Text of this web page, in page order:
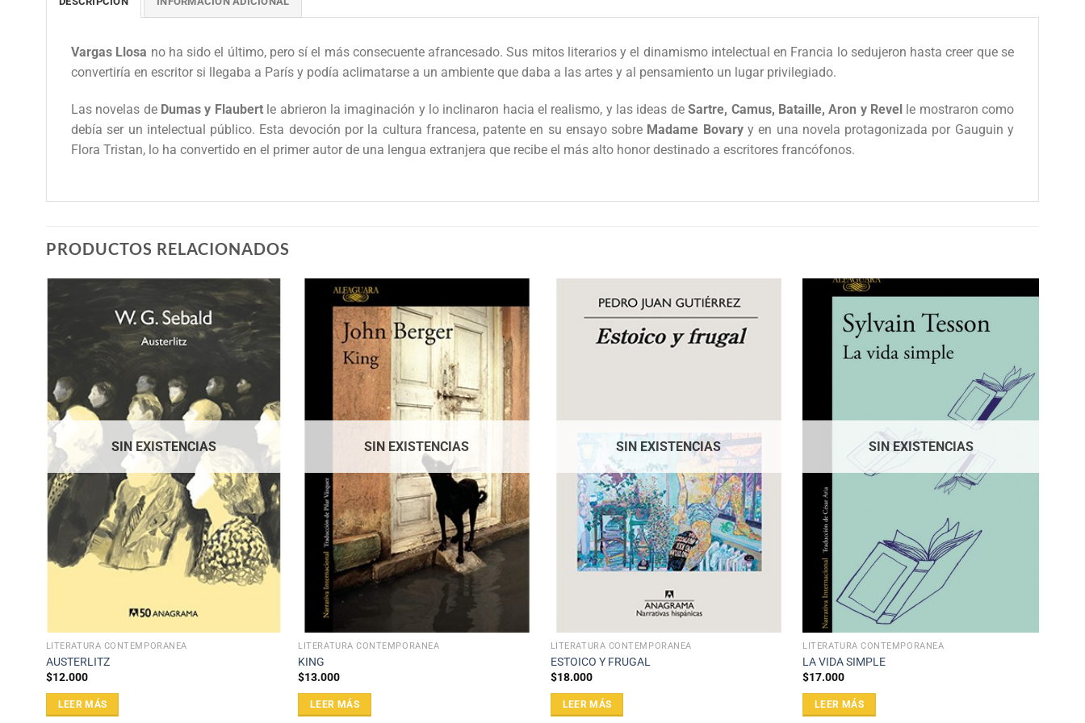
Vargas Llosa no ha sido el último, pero sí el más consecuente afrancesado. Sus mitos literarios y el dinamismo intelectual en Francia lo sedujeron hasta creer que se
convertiría en escritor si llegaba a París y podía aclimatarse a un ambiente que daba a las artes y al pensamiento un lugar privilegiado.
Las novelas de Dumas y Flaubertle abrieron la imaginación y lo inclinaron hacia el realismo, y las ideas deSartre, Camus, Bataille, Aron y Revelle mostraron como
debía ser un intelectual público. Esta devoción por la cultura francesa, patente en su ensayo sobre Madame Bovaryy en una novela protagonizada por Gauguin y
Flora Tristan, lo ha convertido en el primer autor de una lengua extranjera que recibe el más alto honor destinado a escritores francófonos.
PRODUCTOS RELACIONADOS
SIN EXISTENCIAS
LITERATURA CONTEMPORÁNEA
AUSTERLITZ
$12.000
LEER MÁS
SIN EXISTENCIAS
LITERATURA CONTEMPORÁNEA
KING
$13.000
LEER MÁS
SIN EXISTENCIAS
LITERATURA CONTEMPORÁNEA
ESTOICO Y FRUGAL
$18.000
LEER MÁS
SIN EXISTENCIAS
LITERATURA CONTEMPORÁNEA
LA VIDA SIMPLE
$17.000
LEER MÁS